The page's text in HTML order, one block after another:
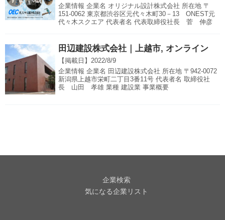
企業情報 企業名 オリジナル設計株式会社 所在地 〒
151-0062 東京都渋谷区元代々木町30－13 ONEST元
代々木スクエア 代表者名 代表取締役社長 菅 伸彦
田辺建設株式会社｜上越市, オンライン
【掲載日】 2022/8/9
企業情報 企業名 田辺建設株式会社 所在地 〒942-0072
新潟県上越市栄町二丁目3番11号 代表者名 取締役社
長 山田 孝雄 業種 建設業 事業概要
企業検索
気になる企業リスト